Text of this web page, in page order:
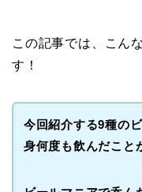
この記事では、こん
す！
今回紹介する9種の
身何度も飲んだこと